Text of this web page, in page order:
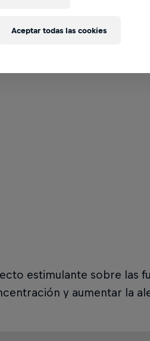
estimulante sobre las
y aumentar la
Aceptar todas las cookies